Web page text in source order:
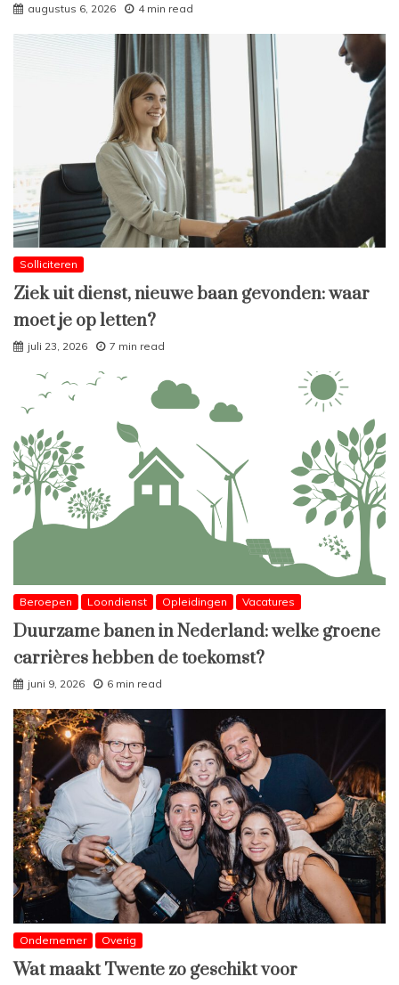
augustus 6, 2026 4 min read
Solliciteren
Ziek uit dienst, nieuwe baan gevonden: waar
moet je op letten?
juli 23, 2026 7 min read
Beroepen Loondienst Opleidingen Vacatures
Duurzame banen in Nederland: welke groene
carrières hebben de toekomst?
juni 9, 2026 6 min read
Ondernemer Overig
Wat maakt Twente zo geschikt voor